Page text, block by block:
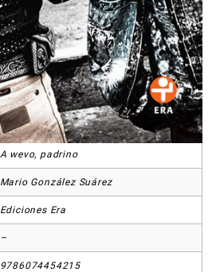
A wevo, padrino
Mario González Suárez
Ediciones Era
–
9786074454215